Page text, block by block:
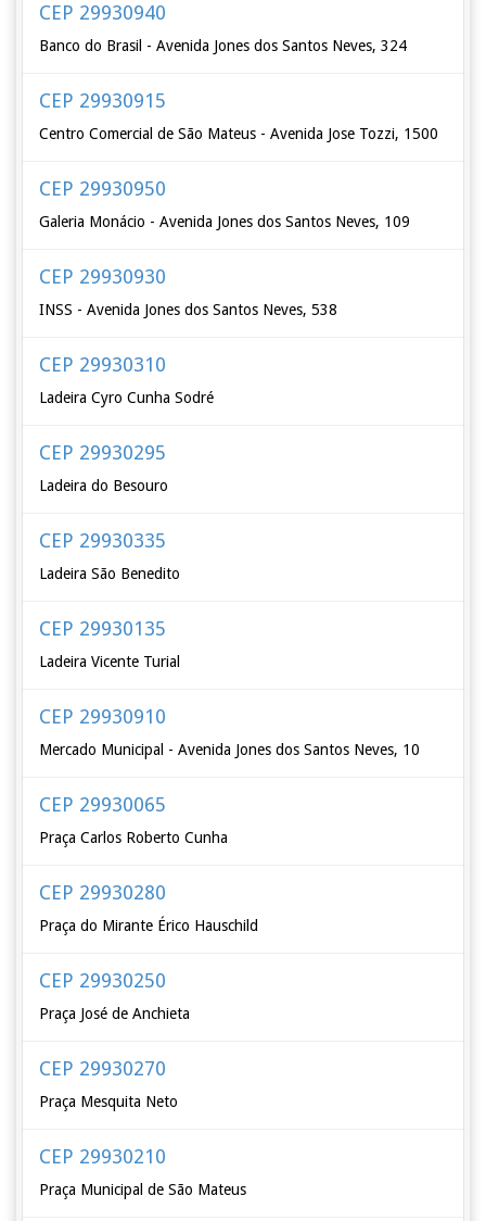
CEP 29930940
Banco do Brasil - Avenida Jones dos Santos Neves, 324
CEP 29930915
Centro Comercial de São Mateus - Avenida Jose Tozzi, 1500
CEP 29930950
Galeria Monácio - Avenida Jones dos Santos Neves, 109
CEP 29930930
INSS - Avenida Jones dos Santos Neves, 538
CEP 29930310
Ladeira Cyro Cunha Sodré
CEP 29930295
Ladeira do Besouro
CEP 29930335
Ladeira São Benedito
CEP 29930135
Ladeira Vicente Turial
CEP 29930910
Mercado Municipal - Avenida Jones dos Santos Neves, 10
CEP 29930065
Praça Carlos Roberto Cunha
CEP 29930280
Praça do Mirante Érico Hauschild
CEP 29930250
Praça José de Anchieta
CEP 29930270
Praça Mesquita Neto
CEP 29930210
Praça Municipal de São Mateus